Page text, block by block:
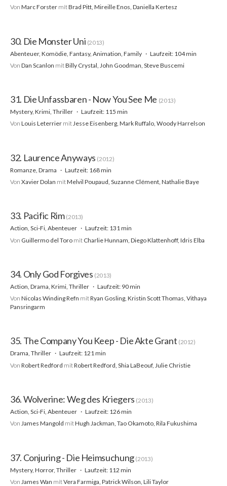
Von Marc Forster mitBrad Pitt, Mireille Enos, Daniella Kertesz
30. Die Monster Uni (2013)
Abenteuer, Komödie, Fantasy, Animation, Family
Laufzeit: 104 min
Von Dan Scanlon mitBilly Crystal, John Goodman, Steve Buscemi
31. Die Unfassbaren - Now You See Me (2013)
Mystery, Krimi, Thriller
Laufzeit: 115 min
Von Louis Leterrier mitJesse Eisenberg, Mark Ruffalo, Woody Harrelson
32. Laurence Anyways (2012)
Romanze, Drama
Laufzeit: 168 min
Von Xavier Dolan mitMelvil Poupaud, Suzanne Clément, Nathalie Baye
33. Pacific Rim (2013)
Action, Sci-Fi, Abenteuer
Laufzeit: 131 min
Von Guillermo del Toro mit Charlie Hunnam, Diego Klattenhoff, Idris Elba
34. Only God Forgives (2013)
Action, Drama, Krimi, Thriller
Laufzeit: 90 min
Von Nicolas Winding Refn mitRyan Gosling, Kristin Scott Thomas, Vithaya
Pansringarm
35. The Company You Keep - Die Akte Grant (2012)
Drama, Thriller
Laufzeit: 121 min
Von Robert Redford mitRobert Redford, Shia LaBeouf, Julie Christie
36. Wolverine: Weg des Kriegers (2013)
Action, Sci-Fi, Abenteuer
Laufzeit: 126 min
Von James Mangold mitHugh Jackman, Tao Okamoto, Rila Fukushima
37. Conjuring - Die Heimsuchung (2013)
Mystery, Horror, Thriller
Laufzeit: 112 min
Von James Wan mitVera Farmiga, Patrick Wilson, Lili Taylor